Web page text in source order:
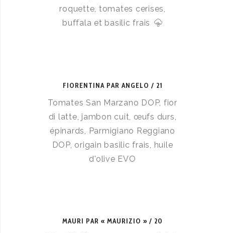
roquette, tomates cerises,
buffala et basilic frais
FIORENTINA PAR ANGELO 21
Tomates San Marzano DOP, fior
di latte, jambon cuit, œufs durs,
épinards, Parmigiano Reggiano
DOP, origain basilic frais, huile
d'olive EVO
MAURI PAR « MAURIZIO » 20